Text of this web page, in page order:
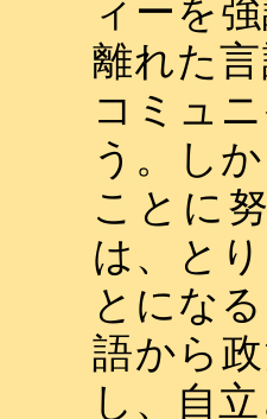
離れた
コミュ
う。し
ことに
は、と
とにな
語から
し、自